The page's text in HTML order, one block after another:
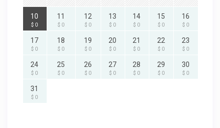
10
$ 0
11
$ 0
12
$ 0
13
$ 0
14
$ 0
15
$ 0
16
$ 0
17
$ 0
18
$ 0
19
$ 0
20
$ 0
21
$ 0
22
$ 0
23
$ 0
24
$ 0
25
$ 0
26
$ 0
27
$ 0
28
$ 0
29
$ 0
30
$ 0
31
$ 0